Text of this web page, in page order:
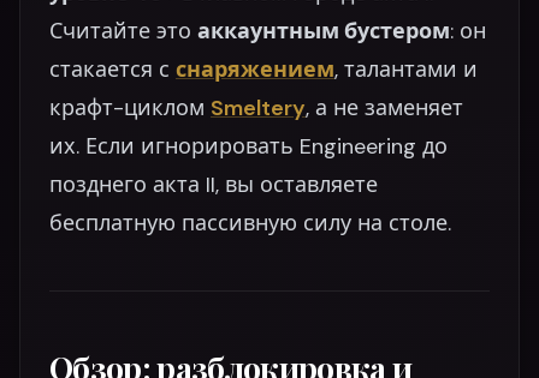
Считайте это аккаунтным бустером: он
стакается с снаряжением, талантами и
крафт-циклом Smeltery, а не заменяет
их. Если игнорировать Engineering до
позднего акта II, вы оставляете
бесплатную пассивную силу на столе.
Обзор: разблокировка и